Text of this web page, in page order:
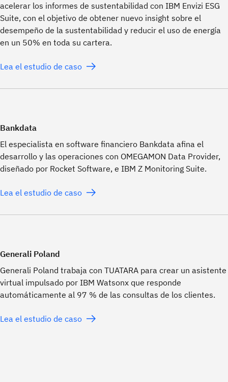
acelerar los informes de sustentabilidad con IBM Envizi ESG
Suite, con el objetivo de obtener nuevo insight sobre el
desempeño de la sustentabilidad y reducir el uso de energía
en un 50% en toda su cartera.
Lea el estudio de caso
Bankdata
El especialista en software financiero Bankdata afina el
desarrollo y las operaciones con OMEGAMON Data Provider,
diseñado por Rocket Software, e IBM Z Monitoring Suite.
Lea el estudio de caso
Generali Poland
Generali Poland trabaja con TUATARA para crear un asistente
virtual impulsado por IBM Watsonx que responde
automáticamente al 97 % de las consultas de los clientes.
Lea el estudio de caso